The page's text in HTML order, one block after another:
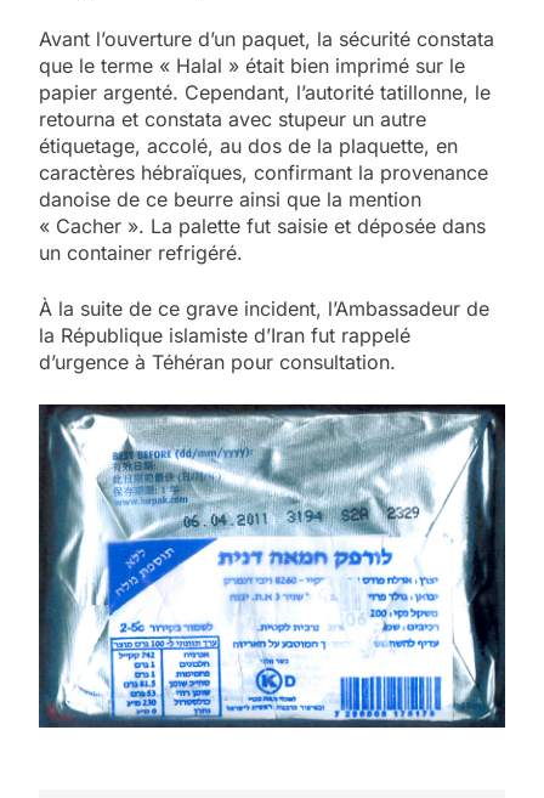
Avant l’ouverture d’un paquet, la sécurité constata
que le terme « Halal » était bien imprimé sur le
papier argenté. Cependant, l’autorité tatillonne, le
retourna et constata avec stupeur un autre
étiquetage, accolé, au dos de la plaquette, en
caractères hébraïques, confirmant la provenance
danoise de ce beurre ainsi que la mention
« Cacher ». La palette fut saisie et déposée dans
un container refrigéré.
À la suite de ce grave incident, l’Ambassadeur de
la République islamiste d’Iran fut rappelé
d’urgence à Téhéran pour consultation.
5
2025, l’année la plus
meurtrière selon le